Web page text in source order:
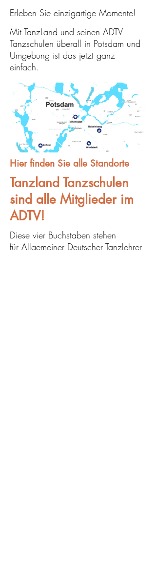
Erleben Sie einzigartige Momente!
Mit TanzLand und seinen ADTV
Tanzschulen überall in Potsdam und
Umgebung ist das jetzt ganz
einfach.
Hier finden Sie alle Standorte
Tanzland Tanzschulen
sind alle Mitglieder im
ADTV!
Diese vier Buchstaben stehen
für Allgemeiner Deutscher Tanzlehrer